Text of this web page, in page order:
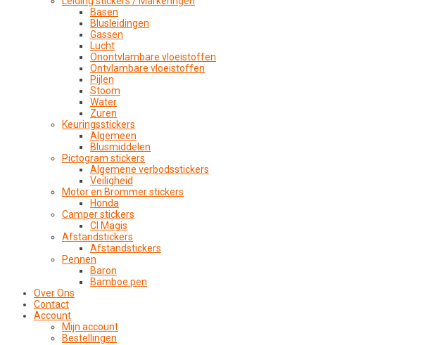
Basen
Blusleidingen
Gassen
Lucht
Onontvlambare vloeistoffen
Ontvlambare vloeistoffen
Pijlen
Stoom
Water
Zuren
Keuringsstickers
Algemeen
Blusmiddelen
Pictogram stickers
Algemene verbodsstickers
Veiligheid
Motor en Brommer stickers
Honda
Camper stickers
CI Magis
Afstandstickers
Afstandstickers
Pennen
Baron
Bamboe pen
Over Ons
Contact
Account
Mijn account
Bestellingen